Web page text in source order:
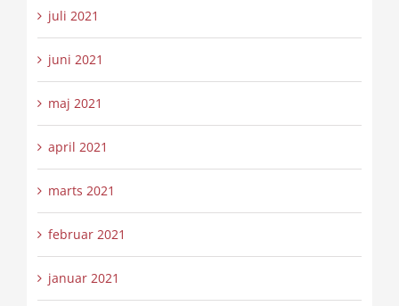
juli 2021
juni 2021
maj 2021
april 2021
marts 2021
februar 2021
januar 2021